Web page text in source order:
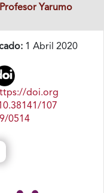
Yarumo
1 Abril 2020
doi.org
107
0514